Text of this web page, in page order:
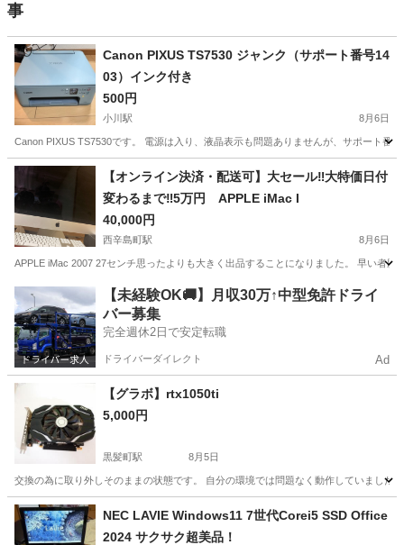
事
Canon PIXUS TS7530 ジャンク（サポート番号14
03）インク付き
500円
小川駅 8月6日
Canon PIXUS TS7530です。 電源は入り、液晶表示も問題ありませんが、サポート番
熊本 宇城市 小川駅 プリンター
【オンライン決済・配送可】大セール‼️大特価日付
変わるまで‼️5万円 APPLE iMac I
40,000円
西辛島町駅 8月6日
APPLE iMac 2007 27センチ思ったよりも大きく出品することになりました。 早い者
熊本市 西辛島町駅 パソコン iMac
【未経験OK🚚】月収30万↑中型免許ドライ
バー募集
完全週休2日で安定転職
ドライバーダイレクト Ad
【グラボ】rtx1050ti
5,000円
黒髪町駅 8月5日
交換の為に取り外しそのままの状態です。 自分の環境では問題なく動作していまし
熊本 熊本市
NEC LAVIE Windows11 7世代Corei5 SSD Office
2024 サクサク超美品！